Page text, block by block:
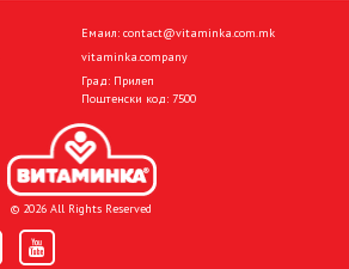
Емаил: contact@vitaminka.com.mk
vitaminka.company
Град: Прилеп
Поштенски код: 7500
© 2026 All Rights Reserved